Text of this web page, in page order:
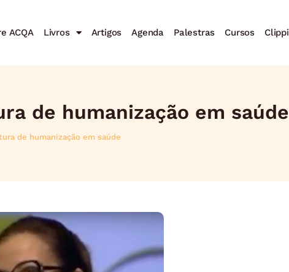
ACQA Livros Artigos Agenda Palestras Cursos
de humanização em saúde
de humanização em saúde